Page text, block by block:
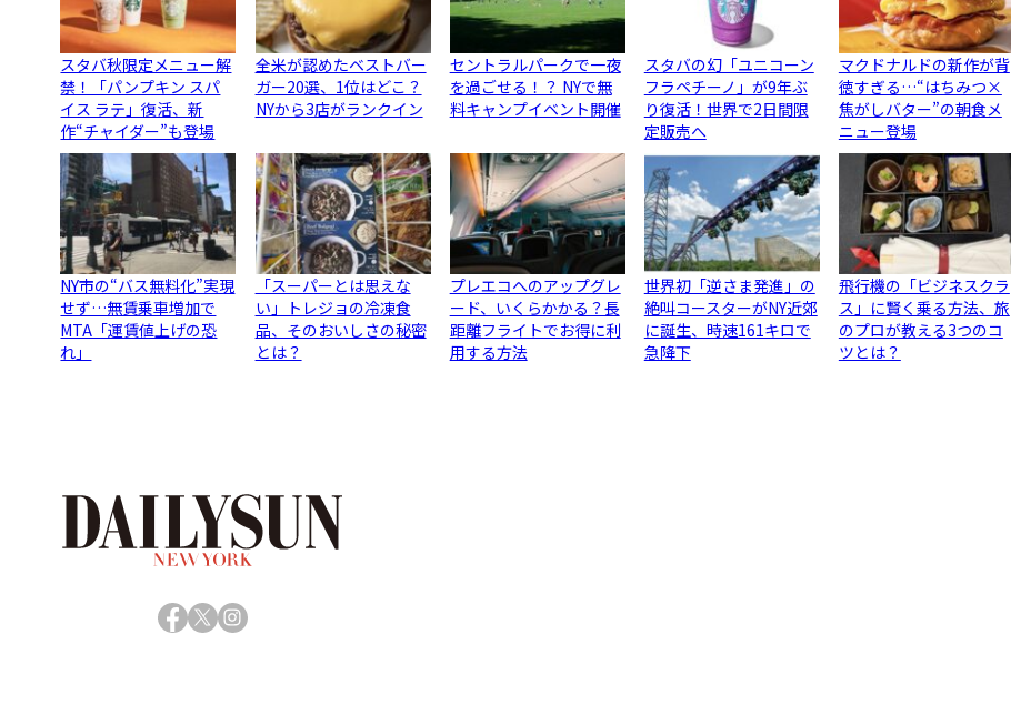
スタバ秋限定メニュー解
禁！「パンプキン スパ
イス ラテ」復活、新
作“チャイダー”も登場
全米が認めたベストバー
ガー20選、1位はどこ？
NYから3店がランクイン
セントラルパークで一夜
を過ごせる！？ NYで無
料キャンプイベント開催
スタバの幻「ユニコーン
フラペチーノ」が9年ぶ
り復活！世界で2日間限
定販売へ
マクドナルドの新作が背
徳すぎる…“はちみつ×
焦がしバター”の朝食メ
ニュー登場
NY市の“バス無料化”実現
せず…無賃乗車増加で
MTA「運賃値上げの恐
れ」
「スーパーとは思えな
い」トレジョの冷凍食
品、そのおいしさの秘密
とは？
プレエコへのアップグレ
ード、いくらかかる？長
距離フライトでお得に利
用する方法
世界初「逆さま発進」の
絶叫コースターがNY近郊
に誕生、時速161キロで
急降下
飛行機の「ビジネスクラ
ス」に賢く乗る方法、旅
のプロが教える3つのコ
ツとは？
Facebook
X Instagram